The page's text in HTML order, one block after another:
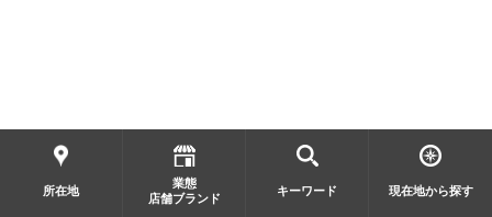
所在地
業態
店舗ブランド
キーワード 現在地から探す